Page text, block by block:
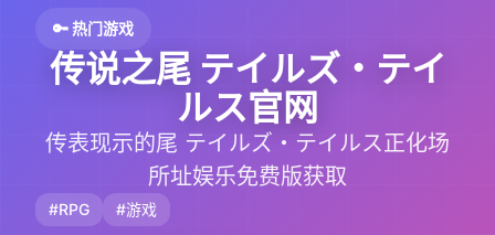
🔑 热门游戏
传说之尾 テイルズ・テイ
ルス官网
传表现示的尾 テイルズ・テイルス正化场
所址娱乐免费版获取
#RPG #游戏